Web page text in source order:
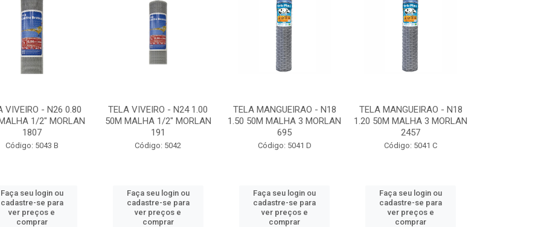
VIVEIRO - N26 0.80
1/2" MORLAN
1807
Código: 5043 B
Faça seu login ou
cadastre-se para
ver preços e
comprar
TELA VIVEIRO - N24 1.00
50M MALHA 1/2" MORLAN
191
Código: 5042
Faça seu login ou
cadastre-se para
ver preços e
comprar
TELA MANGUEIRAO - N18
1.50 50M MALHA 3 MORLAN
695
Código: 5041 D
Faça seu login ou
cadastre-se para
ver preços e
comprar
TELA MANGUEIRAO - N18
1.20 50M MALHA 3 MORLAN
2457
Código: 5041 C
Faça seu login ou
cadastre-se para
ver preços e
comprar